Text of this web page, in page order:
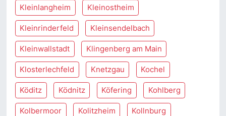
Kleinlangheim Kleinostheim
Kleinrinderfeld Kleinsendelbach
Kleinwallstadt Klingenberg am Main
Klosterlechfeld Knetzgau Kochel
Köditz Ködnitz Köfering Kohlberg
Kolbermoor Kolitzheim Kollnburg